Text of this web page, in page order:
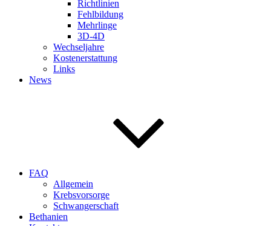
Richtlinien
Fehlbildung
Mehrlinge
3D-4D
Wechseljahre
Kostenerstattung
Links
News
FAQ
Allgemein
Krebsvorsorge
Schwangerschaft
Bethanien